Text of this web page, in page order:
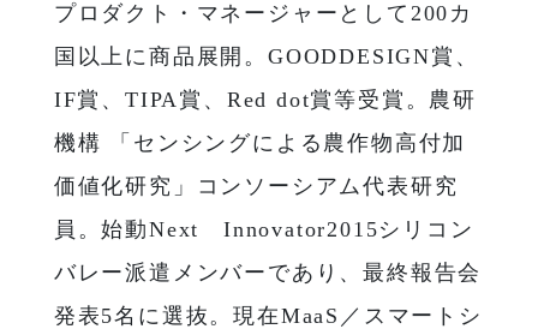
プロダクト・マネージャーとして200カ
国以上に商品展開。GOODDESIGN賞、
IF賞、TIPA賞、Red dot賞等受賞。農研
機構 「センシングによる農作物高付加
価値化研究」コンソーシアム代表研究
員。始動Next Innovator2015シリコン
バレー派遣メンバーであり、最終報告会
発表5名に選抜。現在MaaS／スマートシ